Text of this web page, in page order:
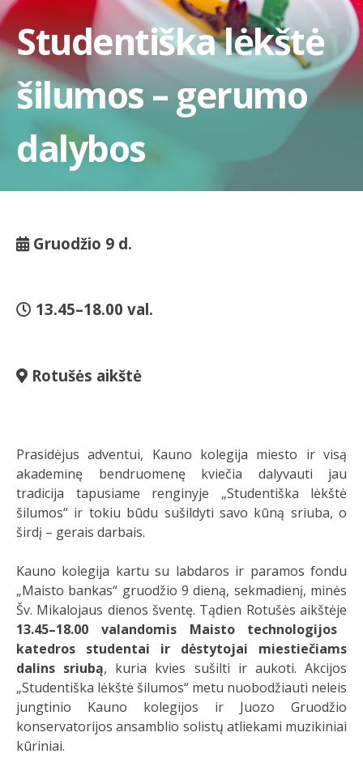
Studentiška lėkštė
šilumos – gerumo
dalybos
Gruodžio 9 d.
13.45–18.00 val.
Rotušės aikštė
Prasidėjus adventui, Kauno kolegija miesto ir visą
akademinę bendruomenę kviečia dalyvauti jau
tradicija tapusiame renginyje „Studentiška lėkštė
šilumos“ ir tokiu būdu sušildyti savo kūną sriuba, o
širdį – gerais darbais.
Kauno kolegija kartu su labdaros ir paramos fondu
„Maisto bankas“ gruodžio 9 dieną, sekmadienį, minės
Šv. Mikalojaus dienos šventę. Tądien Rotušės aikštėje
13.45–18.00 valandomis Maisto technologijos
katedros studentai ir dėstytojai miestiečiams
dalins sriubą, kuria kvies sušilti ir aukoti. Akcijos
„Studentiška lėkštė šilumos“ metu nuobodžiauti neleis
jungtinio Kauno kolegijos ir Juozo Gruodžio
konservatorijos ansamblio solistų atliekami muzikiniai
kūriniai.